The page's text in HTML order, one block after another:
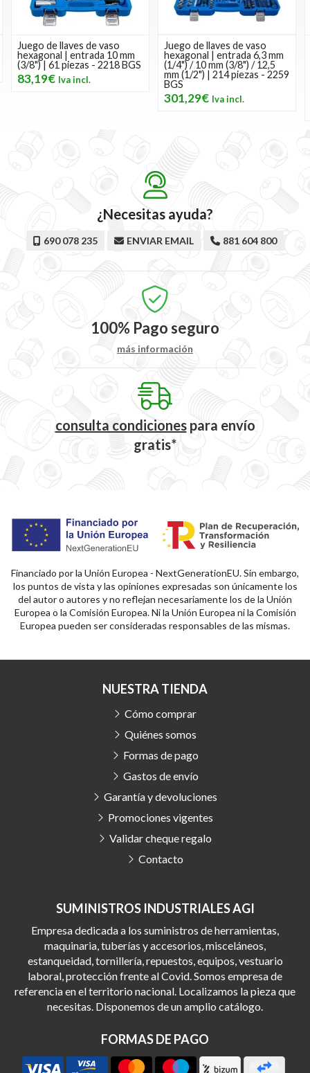
de vaso
10 mm
- 2218 BGS
Juego de llaves de vaso
hexagonal | entrada 6,3 mm
(1/4") / 10 mm (3/8") / 12,5
mm (1/2") | 214 piezas - 2259
Juego de
hexagonal |
(1/4") | 10 mm
mm (1/2") |
¿Necesitas ayuda?
690 078 235 ENVIAR EMAIL 881 604 800
100% Pago seguro
más información
consulta condicionespara envío
gratis*
Financiado por la Unión Europea - NextGenerationEU. Sin embargo,
los puntos de vista y las opiniones expresadas son únicamente los
del autor o autores y no reflejan necesariamente los de la Unión
Europea o la Comisión Europea. Ni la Unión Europea ni la Comisión
Europea pueden ser consideradas responsables de las mismas.
SUMINISTROS INDUSTRIALES AGI
Empresa dedicada a los suministros de herramientas,
maquinaria, tuberías y accesorios, misceláneos,
estanqueidad, tornillería, repuestos, equipos, vestuario
laboral, protección frente al Covid. Somos empresa de
referencia en el territorio nacional. Localizamos la pieza que
necesitas. Disponemos de un amplio catálogo.
FORMAS DE PAGO
NUESTRA TIENDA
Cómo comprar
Quiénes somos
Formas de pago
Gastos de envío
Garantía y devoluciones
Promociones vigentes
Validar cheque regalo
Contacto